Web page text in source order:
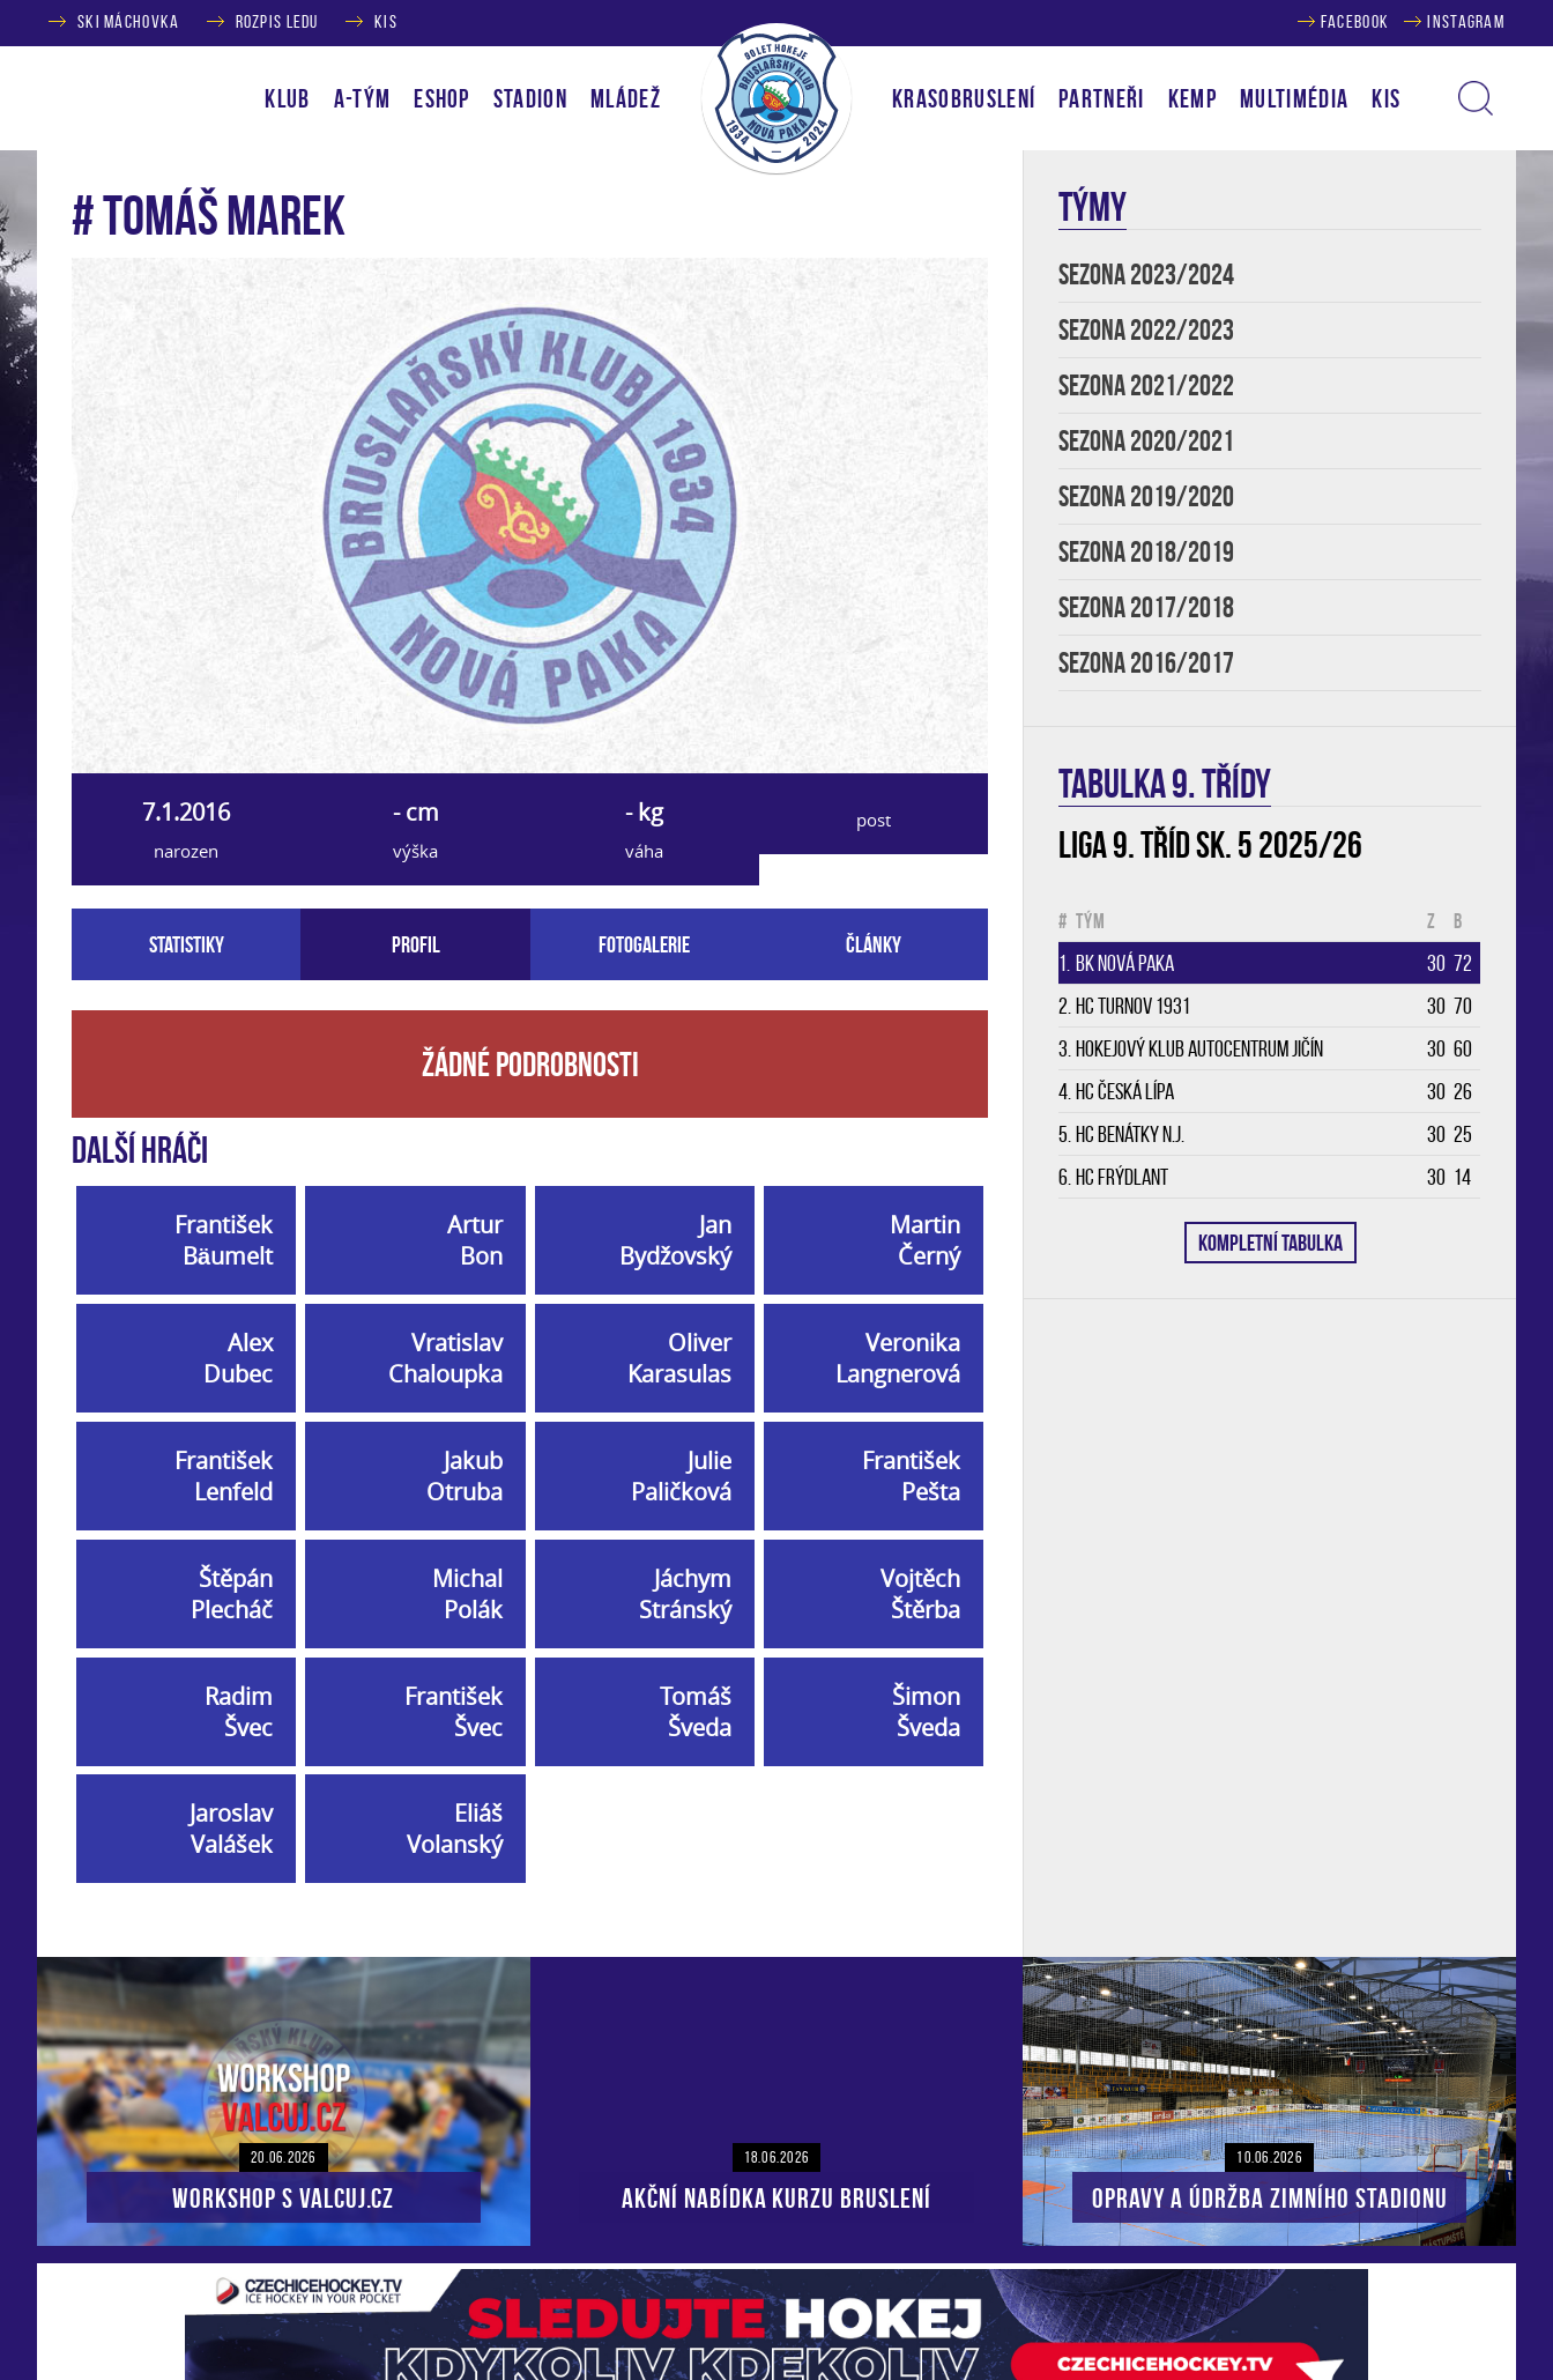
SKI MÁCHOVKA ROZPIS LEDU KIS FACEBOOK INSTAGRAM
KLUB A-TÝM ESHOP STADION MLÁDEŽ KRASOBRUSLENÍ PARTNEŘI KEMP MULTIMÉDIA KIS
# Tomáš Marek
7.1.2016
narozen
- cm
výška
- kg
váha
post
Statistiky Profil Fotogalerie Články
Žádné podrobnosti
Další hráči
František
Bäumelt
Artur
Bon
Jan
Bydžovský
Martin
Černý
Alex
Dubec
Vratislav
Chaloupka
Oliver
Karasulas
Veronika
Langnerová
František
Lenfeld
Jakub
Otruba
Julie
Paličková
František
Pešta
Štěpán
Plecháč
Michal
Polák
Jáchym
Stránský
Vojtěch
Štěrba
Radim
Švec
František
Švec
Tomáš
Šveda
Šimon
Šveda
Jaroslav
Valášek
Eliáš
Volanský
TÝMY
SEZONA 2023/2024
SEZONA 2022/2023
SEZONA 2021/2022
SEZONA 2020/2021
SEZONA 2019/2020
SEZONA 2018/2019
SEZONA 2017/2018
SEZONA 2016/2017
TABULKA 9. třídy
Liga 9. tříd sk. 5 2025/26
# Tým Z B
1. BK Nová Paka 30 72
2. HC Turnov 1931 30 70
3. Hokejový klub Autocentrum Jičín 30 60
4. HC Česká Lípa 30 26
5. HC Benátky n.J. 30 25
6. HC Frýdlant 30 14
KOMPLETNÍ TABULKA
20.06.2026
Workshop s VALCUJ.CZ
18.06.2026
AKČNÍ NABÍDKA KURZU BRUSLENÍ
10.06.2026
Opravy a údržba zimního stadionu